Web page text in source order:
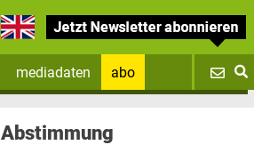
mediadaten
abo
Abstimmung